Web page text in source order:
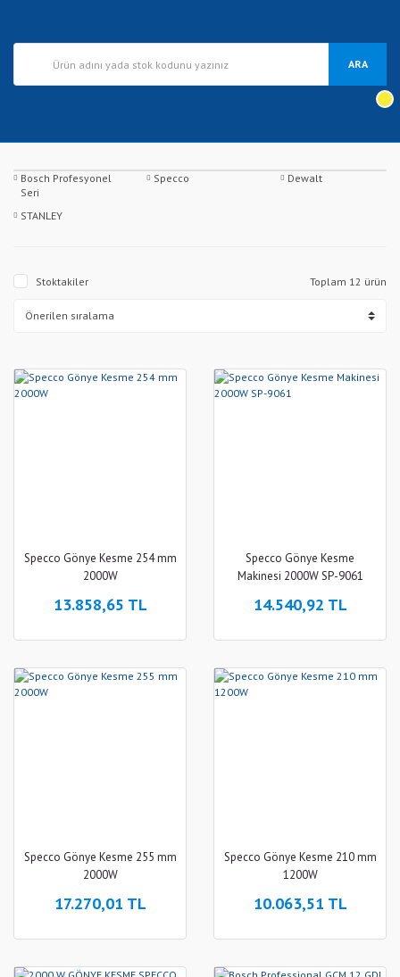
ARA
Bosch Profesyonel
Seri
Specco Dewalt
STANLEY
Stoktakiler Toplam 12 ürün
Specco Gönye Kesme 254 mm
2000W
13.858,65 TL
Specco Gönye Kesme
Makinesi 2000W SP-9061
14.540,92 TL
Specco Gönye Kesme 255 mm
2000W
17.270,01 TL
Specco Gönye Kesme 210 mm
1200W
10.063,51 TL